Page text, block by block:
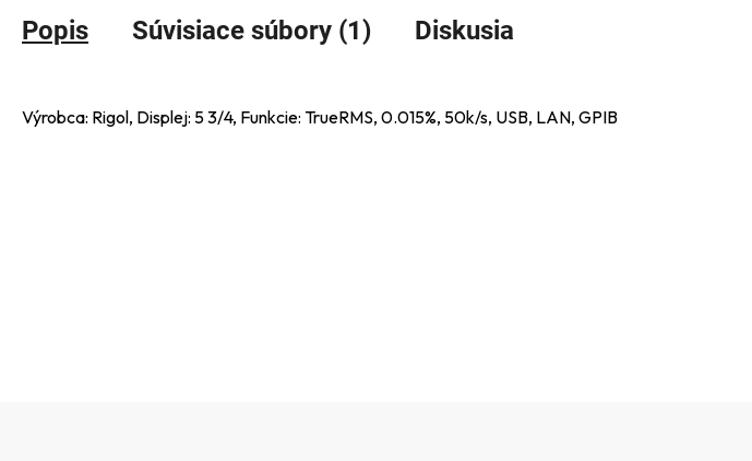
Popis Súvisiace súbory (1) Diskusia
Výrobca: Rigol, Displej: 5 3/4, Funkcie: TrueRMS, 0.015%, 50k/s, USB, LAN, GPIB